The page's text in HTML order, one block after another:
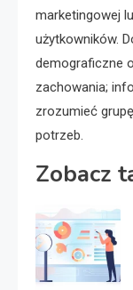
marketingowej
użytkowników.
demograficzne
zachowania;
zrozumieć
potrzeb.
Zobacz